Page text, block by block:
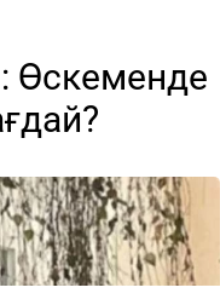
Өскеменде